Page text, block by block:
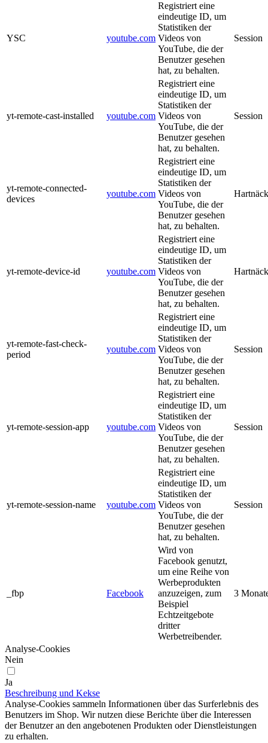
YSC youtube.com
Registriert eine
eindeutige ID, um
Statistiken der
Videos von
YouTube, die der
Benutzer gesehen
hat, zu behalten.
Session
yt-remote-cast-installed youtube.com
Registriert eine
eindeutige ID, um
Statistiken der
Videos von
YouTube, die der
Benutzer gesehen
hat, zu behalten.
Session
yt-remote-connected-
devices
youtube.com
Registriert eine
eindeutige ID, um
Statistiken der
Videos von
YouTube, die der
Benutzer gesehen
hat, zu behalten.
yt-remote-device-id youtube.com
Registriert eine
eindeutige ID, um
Statistiken der
Videos von
YouTube, die der
Benutzer gesehen
hat, zu behalten.
yt-remote-fast-check-
period
youtube.com
Registriert eine
eindeutige ID, um
Statistiken der
Videos von
YouTube, die der
Benutzer gesehen
hat, zu behalten.
Session
yt-remote-session-app youtube.com
Registriert eine
eindeutige ID, um
Statistiken der
Videos von
YouTube, die der
Benutzer gesehen
hat, zu behalten.
Session
yt-remote-session-name youtube.com
Registriert eine
eindeutige ID, um
Statistiken der
Videos von
YouTube, die der
Benutzer gesehen
hat, zu behalten.
Session
_fbp Facebook
Wird von
Facebook genutzt,
um eine Reihe von
Werbeprodukten
anzuzeigen, zum
Beispiel
Echtzeitgebote
dritter
Werbetreibender.
3
Analyse-Cookies
Nein
Ja
Beschreibung und Kekse
Analyse-Cookies sammeln Informationen über das Surferlebnis des
Benutzers im Shop. Wir nutzen diese Berichte über die Interessen
der Benutzer an den angebotenen Produkten oder Dienstleistungen
zu erhalten.